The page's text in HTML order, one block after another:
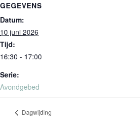
GEGEVENS
Datum:
10 juni 2026
Tijd:
16:30 - 17:00
Serie:
Avondgebed
Dagwijding